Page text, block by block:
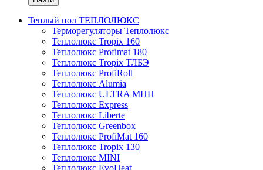
Теплый пол ТЕПЛОЛЮКС
Терморегуляторы Теплолюкс
Теплолюкс Tropix 160
Теплолюкс Profimat 180
Теплолюкс Tropix ТЛБЭ
Теплолюкс ProfiRoll
Теплолюкс Alumia
Теплолюкс ULTRA МНН
Теплолюкс Express
Теплолюкс Liberte
Теплолюкс Greenbox
Теплолюкс ProfiMat 160
Теплолюкс Tropix 130
Теплолюкс MINI
Теплолюкс EvoHeat